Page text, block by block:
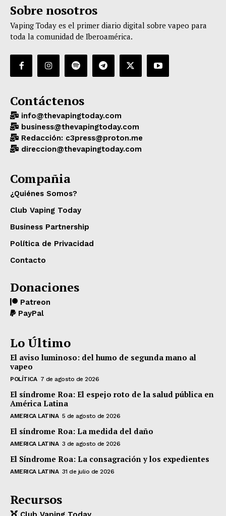
Sobre nosotros
Vaping Today es el primer diario digital sobre vapeo para
toda la comunidad de Iberoamérica.
Contáctenos
info@thevapingtoday.com
business@thevapingtoday.com
Redacción: c3press@proton.me
direccion@thevapingtoday.com
Compañia
¿Quiénes Somos?
Club Vaping Today
Business Partnership
Política de Privacidad
Contacto
Donaciones
Patreon
PayPal
Lo Último
El aviso luminoso: del humo de segunda mano al
vapeo
POLÍTICA 7 de agosto de 2026
El síndrome Roa: El espejo roto de la salud pública en
América Latina
AMERICA LATINA 5 de agosto de 2026
El síndrome Roa: La medida del daño
AMERICA LATINA 3 de agosto de 2026
El Síndrome Roa: La consagración y los expedientes
AMERICA LATINA 31 de julio de 2026
Recursos